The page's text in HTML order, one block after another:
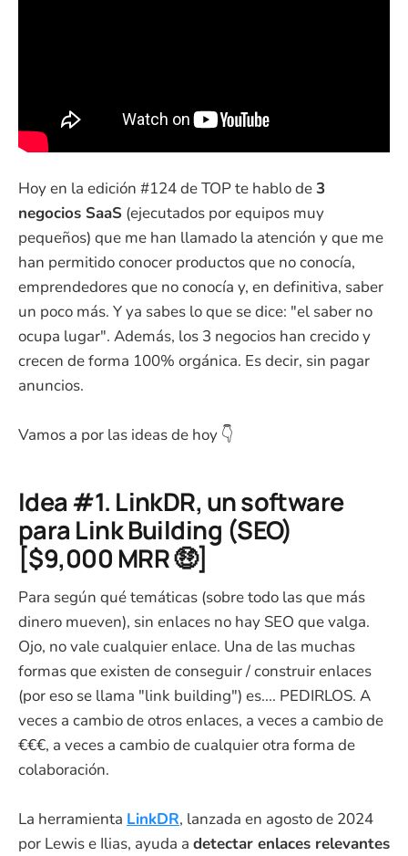
Hoy en la edición #124 de TOP te hablo de3
negocios SaaS (ejecutados por equipos muy
pequeños) que me han llamado la atención y que me
han permitido conocer productos que no conocía,
emprendedores que no conocía y, en definitiva, saber
un poco más. Y ya sabes lo que se dice: "el saber no
ocupa lugar". Además, los 3 negocios han crecido y
crecen de forma 100% orgánica. Es decir, sin pagar
anuncios.
Vamos a por las ideas de hoy 👇
Idea #1. LinkDR, un software
para Link Building (SEO)
[$9,000 MRR 🤑]
Para según qué temáticas (sobre todo las que más
dinero mueven), sin enlaces no hay SEO que valga.
Ojo, no vale cualquier enlace. Una de las muchas
formas que existen de conseguir / construir enlaces
(por eso se llama "link building") es.... PEDIRLOS. A
veces a cambio de otros enlaces, a veces a cambio de
€€€, a veces a cambio de cualquier otra forma de
colaboración.
La herramienta LinkDR, lanzada en agosto de 2024
por Lewis e Ilias, ayuda a detectar enlaces relevantes